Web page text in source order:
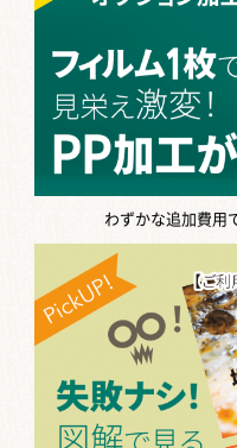
わずかな追加費用